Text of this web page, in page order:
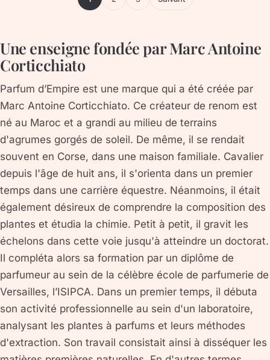
Une enseigne fondée par Marc Antoine
Corticchiato
Parfum d’Empire est une marque qui a été créée par
Marc Antoine Corticchiato. Ce créateur de renom est
né au Maroc et a grandi au milieu de terrains
d'agrumes gorgés de soleil. De même, il se rendait
souvent en Corse, dans une maison familiale. Cavalier
depuis l'âge de huit ans, il s'orienta dans un premier
temps dans une carrière équestre. Néanmoins, il était
également désireux de comprendre la composition des
plantes et étudia la chimie. Petit à petit, il gravit les
échelons dans cette voie jusqu'à atteindre un doctorat.
Il compléta alors sa formation par un diplôme de
parfumeur au sein de la célèbre école de parfumerie de
Versailles, l’ISIPCA. Dans un premier temps, il débuta
son activité professionnelle au sein d'un laboratoire,
analysant les plantes à parfums et leurs méthodes
d'extraction. Son travail consistait ainsi à disséquer les